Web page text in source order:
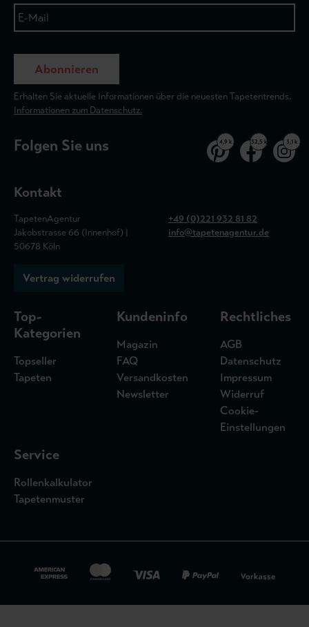
Abonnieren
Erhalten Sie aktuelle Informationen über die neuesten Tapetentrends.
Informationen zum Datenschutz.
Folgen Sie uns 4,9 k 32,5 k 3,1 k
Kontakt
TapetenAgentur
Jakobstrasse 66 (Innenhof) |
50678 Köln
+49 (0)221 932 81 82
info@tapetenagentur.de
Vertrag widerrufen
Top-
Kategorien
Topseller
Tapeten
Kundeninfo
Magazin
FAQ
Versandkosten
Newsletter
Rechtliches
AGB
Datenschutz
Impressum
Widerruf
Cookie-
Einstellungen
Service
Rollenkalkulator
Tapetenmuster